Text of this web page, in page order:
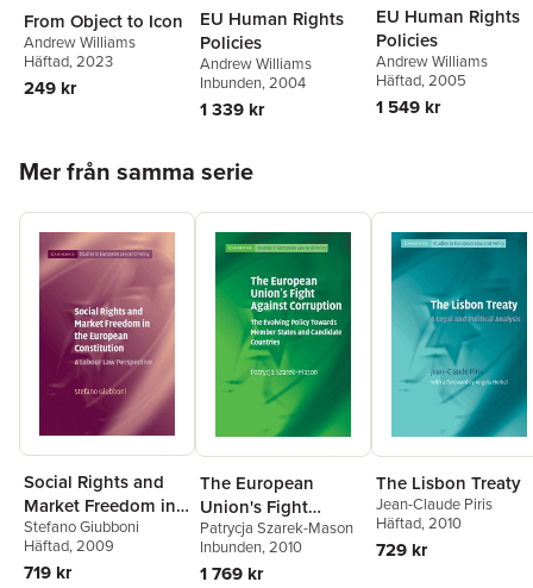
From Object to Icon
Andrew Williams
Häftad, 2023
249 kr
EU Human Rights
Policies
Andrew Williams
Inbunden, 2004
1 339 kr
EU Human Rights
Policies
Andrew Williams
Häftad, 2005
1 549 kr
Mer från samma serie
Social Rights and
Market Freedom in
the European
Constitution
Stefano Giubboni
Häftad, 2009
719 kr
The European
Union's Fight
Against Corruption
Patrycja Szarek-Mason
Inbunden, 2010
1 769 kr
The Lisbon Treaty
Jean-Claude Piris
Häftad, 2010
729 kr